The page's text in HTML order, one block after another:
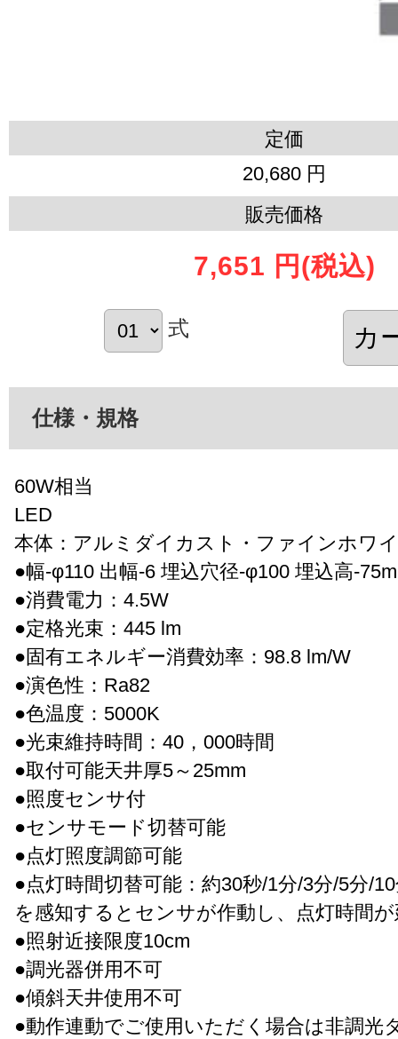
定価
20,680 円
販売価格
7,651 円 (税込)
式
仕様・規格
60W相当
LED
本体：アルミダイカスト・ファインホワ
●幅-φ110 出幅-6 埋込穴径-φ100 埋込高-
●消費電力：4.5W
●定格光束：445 lm
●固有エネルギー消費効率：98.8 lm/W
●演色性：Ra82
●色温度：5000K
●光束維持時間：40，000時間
●取付可能天井厚5～25mm
●照度センサ付
●センサモード切替可能
●点灯照度調節可能
●点灯時間切替可能：約30秒/1分/3分/5分/
を感知するとセンサが作動し、点灯時間
●照射近接限度10cm
●調光器併用不可
●傾斜天井使用不可
●動作連動でご使用いただく場合は非調光